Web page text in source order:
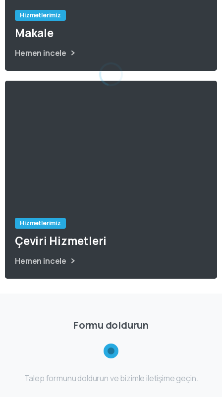
Hizmetlerimiz
Makale
Hemen incele
Hizmetlerimiz
Çeviri Hizmetleri
Hemen incele
Formu doldurun
Talep formunu doldurun ve bizimle iletişime geçin.